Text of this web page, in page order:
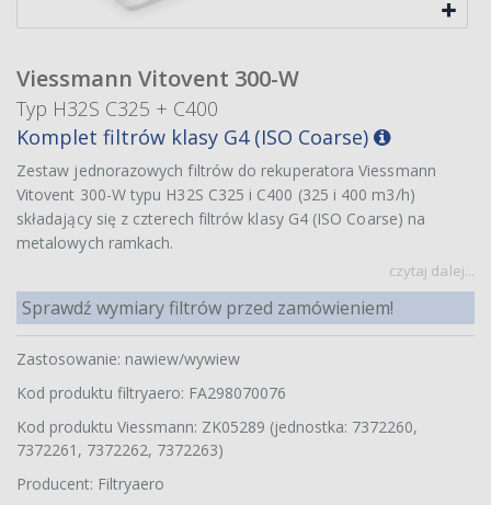
Viessmann Vitovent 300-W
Typ H32S C325 + C400
Komplet filtrów klasy G4 (ISO Coarse)
Zestaw jednorazowych filtrów do rekuperatora Viessmann
Vitovent 300-W typu H32S C325 i C400 (325 i 400 m3/h)
składający się z czterech filtrów klasy G4 (ISO Coarse) na
metalowych ramkach.
czytaj dalej...
Sprawdź wymiary filtrów przed zamówieniem!
Zastosowanie: nawiew/wywiew
Kod produktu filtryaero: FA298070076
Kod produktu Viessmann: ZK05289 (jednostka: 7372260,
7372261, 7372262, 7372263)
Producent: Filtryaero